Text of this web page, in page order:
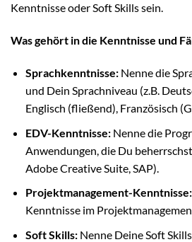
Kenntnisse oder Soft Skills sein.
Was gehört in die Kenntnisse und
Sprachkenntnisse:Nenne die
und Dein Sprachniveau (z.B.
Englisch (fließend), Französisch
EDV-Kenntnisse:Nenne die
Anwendungen, die Du
Adobe Creative Suite, SAP).
Projektmanagement-Kenntnisse:
Kenntnisse im
Soft Skills:Nenne Deine Soft